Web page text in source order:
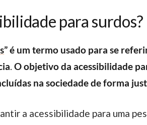
para surdos?
” é um termo usado para se
.O objetivo da acessibilidade
na sociedade de forma
a acessibilidade para uma